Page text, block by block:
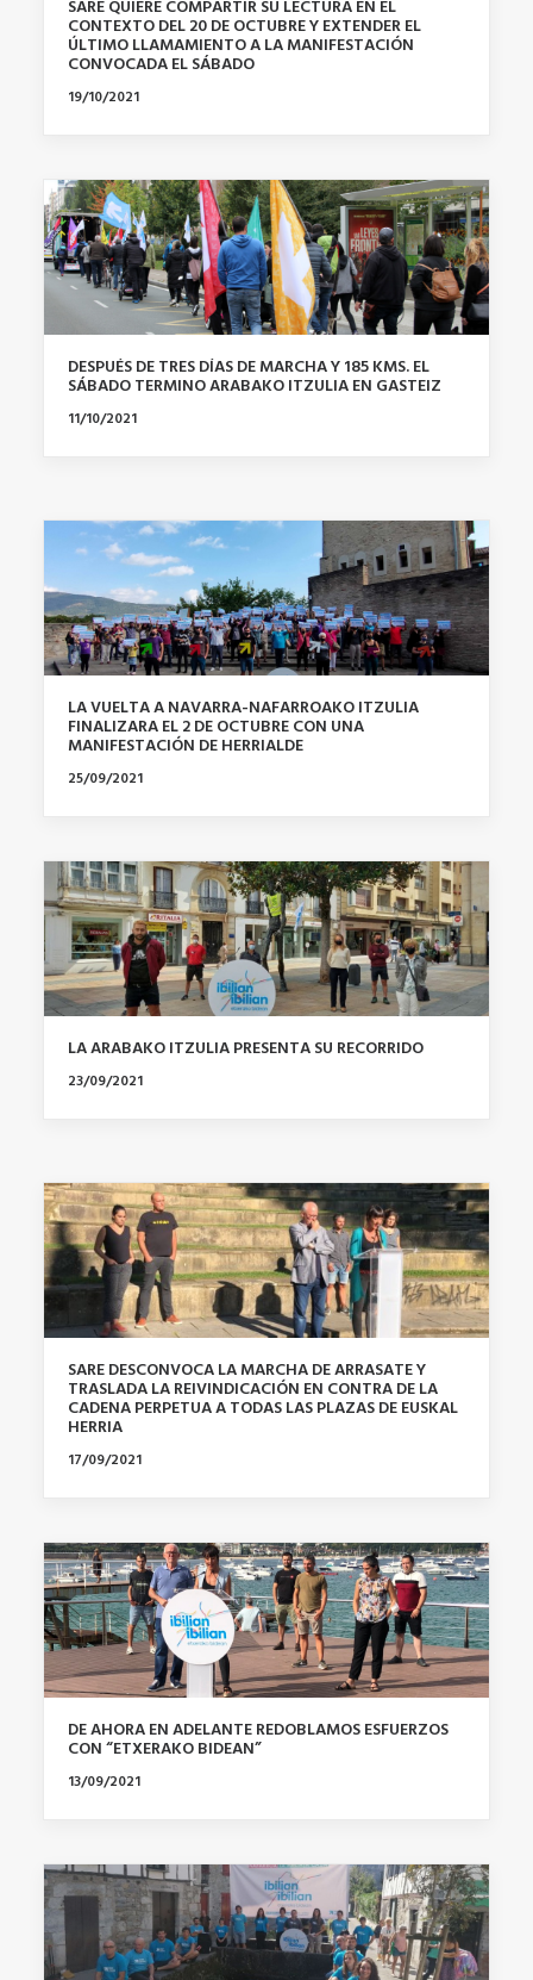
SARE QUIERE COMPARTIR SU LECTURA EN EL
CONTEXTO DEL 20 DE OCTUBRE Y EXTENDER EL
ÚLTIMO LLAMAMIENTO A LA MANIFESTACIÓN
CONVOCADA EL SÁBADO
19/10/2021
DESPUÉS DE TRES DÍAS DE MARCHA Y 185 KMS. EL
SÁBADO TERMINO ARABAKO ITZULIA EN GASTEIZ
11/10/2021
LA VUELTA A NAVARRA-NAFARROAKO ITZULIA
FINALIZARA EL 2 DE OCTUBRE CON UNA
MANIFESTACIÓN DE HERRIALDE
25/09/2021
LA ARABAKO ITZULIA PRESENTA SU RECORRIDO
23/09/2021
SARE DESCONVOCA LA MARCHA DE ARRASATE Y
TRASLADA LA REIVINDICACIÓN EN CONTRA DE LA
CADENA PERPETUA A TODAS LAS PLAZAS DE EUSKAL
HERRIA
17/09/2021
DE AHORA EN ADELANTE REDOBLAMOS ESFUERZOS
CON “ETXERAKO BIDEAN”
13/09/2021